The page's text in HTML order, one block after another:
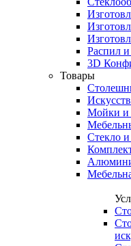
Распил
3D
Товары
Мойки и
Стекло и